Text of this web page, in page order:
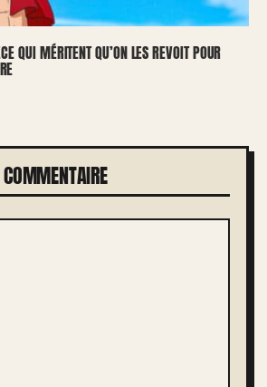
QUI MÉRITENT QU’ON LES REVOIT POUR